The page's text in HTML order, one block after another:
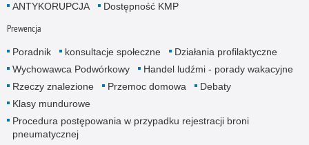
ANTYKORUPCJA
Dostępność KMP
Prewencja
Poradnik konsultacje społeczne
Działania profilaktyczne
Wychowawca Podwórkowy
Handel ludźmi - porady wakacyjne
Rzeczy znalezione
Przemoc domowa
Debaty
Klasy mundurowe
Procedura postępowania w przypadku rejestracji broni
pneumatycznej